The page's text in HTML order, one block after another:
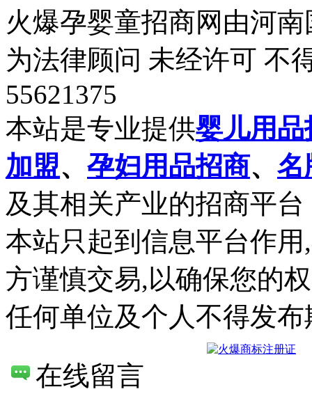
火爆孕婴童招商网由河
为法律顾问 未经许可 不
55621375
本站是专业提供婴儿用品
加盟、 孕妇用品招商、 名
及其相关产业的招商平台
本站只起到信息平台作
方谨慎交易,以确保您的
任何单位及个人不得发
在线留言